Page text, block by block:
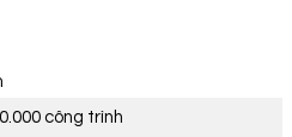
công trình